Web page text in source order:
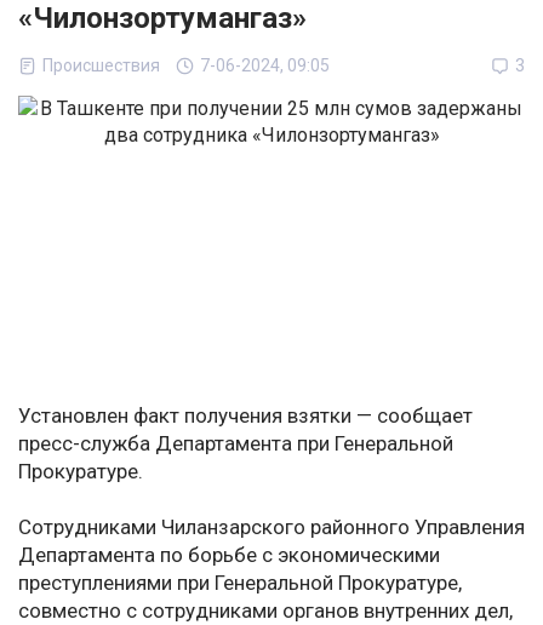
«Чилонзортумангаз»
Происшествия 7-06-2024, 09:05 3
Установлен факт получения взятки — сообщает
пресс-служба Департамента при Генеральной
Прокуратуре.
Сотрудниками Чиланзарского районного Управления
Департамента по борьбе с экономическими
преступлениями при Генеральной Прокуратуре,
совместно с сотрудниками органов внутренних дел,